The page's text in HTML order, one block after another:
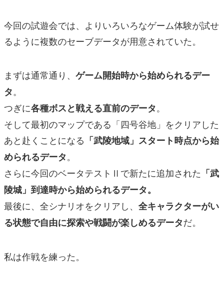
今回の試遊会では、よりいろいろなゲーム体験が試せ
るように複数のセーブデータが用意されていた。
まずは通常通り、 ゲーム開始時から始められるデー
タ。
つぎに各種ボスと戦える直前のデータ。
そして最初のマップである「四号谷地」をクリアした
あと赴くことになる 「武陵地域」スタート時点から始
められるデータ。
さらに今回のベータテストⅡで新たに追加された 「武
陵城」到達時から始められるデータ。
最後に、全シナリオをクリアし、 全キャラクターがい
る状態で自由に探索や戦闘が楽しめるデータだ。
私は作戦を練った。